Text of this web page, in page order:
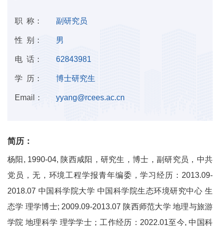
职 称： 副研究员
性 别： 男
电 话： 62843981
学 历： 博士研究生
Email： yyang@rcees.ac.cn
简历：
杨阳, 1990-04, 陕西咸阳，研究生，博士，副研究员，中共
党员，无，环境工程学报青年编委，学习经历：2013.09-
2018.07 中国科学院大学 中国科学院生态环境研究中心 生
态学 理学博士; 2009.09-2013.07 陕西师范大学 地理与旅游
学院 地理科学 理学学士；工作经历：2022.01至今, 中国科